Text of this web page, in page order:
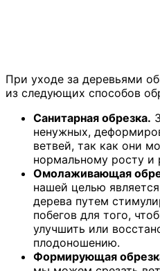
При уходе за деревьями
из следующих способов
Санитарная обрезка.
ненужных,
ветвей, так как они
нормальному росту и
Омолаживающая
нашей целью
дерева путем
побегов для того,
улучшить или
плодоношению.
Формирующая